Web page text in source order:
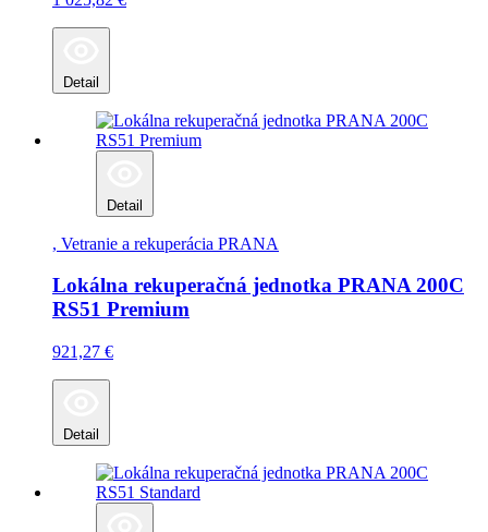
Detail
Detail
, Vetranie a rekuperácia PRANA
Lokálna rekuperačná jednotka PRANA 200C
RS51 Premium
921,27 €
Detail